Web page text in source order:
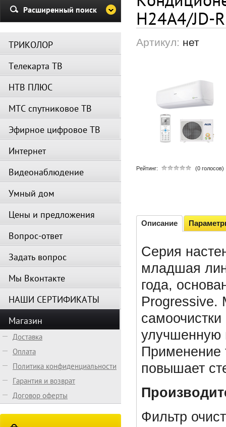
Убедительная просьба в
период не производить поиск
каналов и не перезагружать
Вещание телеканалов и
H24A4/JD-
Артикул: нет
Рейтинг: (0 голосов)
Описание
Серия
младшая
года,
Progressive.
улучшенную
Применение
повышает
Фильтр
Расширенный поиск
ТРИКОЛОР
Телекарта ТВ
НТВ ПЛЮС
МТС спутниковое ТВ
Эфирное цифровое ТВ
Интернет
Видеонаблюдение
Умный дом
Цены и предложения
Вопрос-ответ
Задать вопрос
Мы Вконтакте
НАШИ СЕРТИФИКАТЫ
Магазин
Доставка
Оплата
Политика конфиденциальности
Гарантия и возврат
Договор оферты